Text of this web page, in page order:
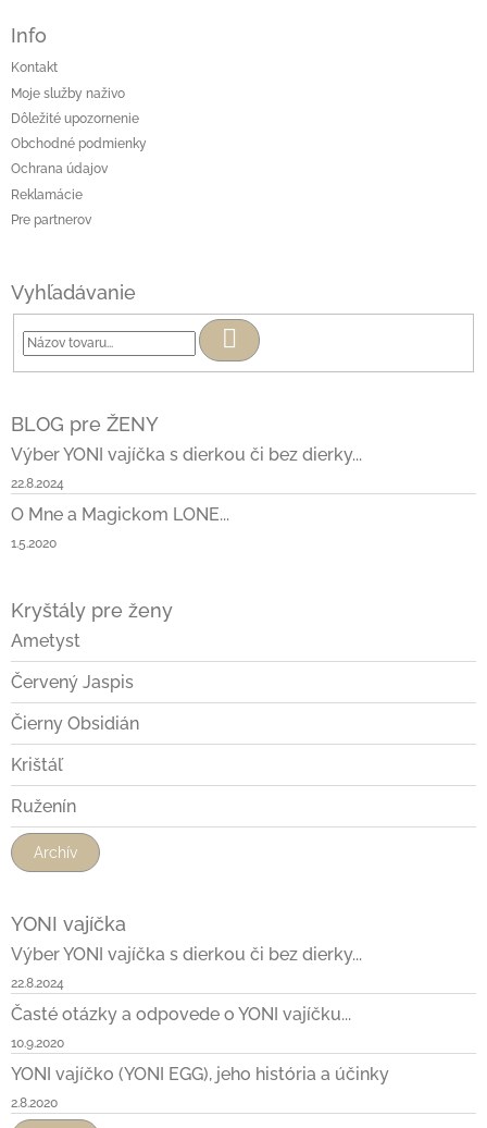
Info
Kontakt
Moje služby naživo
Dôležité upozornenie
Obchodné podmienky
Ochrana údajov
Reklamácie
Pre partnerov
Vyhľadávanie
Hľadať
BLOG pre ŽENY
Výber YONI vajíčka s dierkou či bez dierky...
22.8.2024
O Mne a Magickom LONE...
1.5.2020
Kryštály pre ženy
Ametyst
Červený Jaspis
Čierny Obsidián
Krištáľ
Ruženín
Archív
YONI vajíčka
Výber YONI vajíčka s dierkou či bez dierky...
22.8.2024
Časté otázky a odpovede o YONI vajíčku...
10.9.2020
YONI vajíčko (YONI EGG), jeho história a účinky
2.8.2020